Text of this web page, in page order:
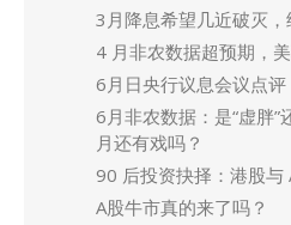
3月降息希望几近破灭
4 月非农数据超预期，
6月日央行议息会议点评
6月非农数据：是“虚胖
月还有戏吗？
90 后投资抉择：港股与
A股牛市真的来了吗？